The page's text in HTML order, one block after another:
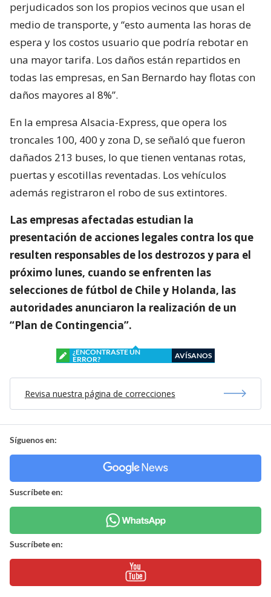
perjudicados son los propios vecinos que usan el
medio de transporte, y “esto aumenta las horas de
espera y los costos usuario que podría rebotar en
una mayor tarifa. Los daños están repartidos en
todas las empresas, en San Bernardo hay flotas con
daños mayores al 8%”.
En la empresa Alsacia-Express, que opera los
troncales 100, 400 y zona D, se señaló que fueron
dañados 213 buses, lo que tienen ventanas rotas,
puertas y escotillas reventadas. Los vehículos
además registraron el robo de sus extintores.
Las empresas afectadas estudian la
presentación de acciones legales contra los que
resulten responsables de los destrozos y para el
próximo lunes, cuando se enfrenten las
selecciones de fútbol de Chile y Holanda, las
autoridades anunciaron la realización de un
“Plan de Contingencia”.
¿ENCONTRASTE UN
ERROR?
AVÍSANOS
Revisa nuestra página de correcciones
Síguenos en:
Suscríbete en:
Suscríbete en: